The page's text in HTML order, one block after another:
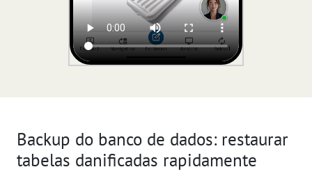
Backup do banco de dados: restaurar
tabelas danificadas rapidamente